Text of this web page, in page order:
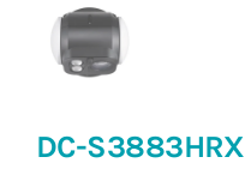
DC-S3883HRX